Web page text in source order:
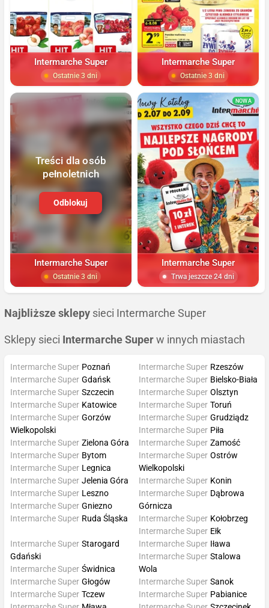
Intermarche Super
Ostatnie 3 dni
Intermarche Super
Ostatnie 3 dni
Treści dla osób
pełnoletnich
Odblokuj
Intermarche Super
Ostatnie 3 dni
NOWA
Intermarche Super
Trwa jeszcze 24 dni
Najbliższe sklepy sieci Intermarche Super
Sklepy sieci Intermarche Super w innych miastach
Intermarche Super Poznań
Intermarche Super Gdańsk
Intermarche Super Szczecin
Intermarche Super Katowice
Intermarche Super Rzeszów
Intermarche Super Bielsko-Biała
Intermarche Super Olsztyn
Intermarche Super Toruń
Intermarche Super Gorzów
Wielkopolski
Intermarche Super Zielona Góra
Intermarche Super Bytom
Intermarche Super Legnica
Intermarche Super Grudziądz
Intermarche Super Piła
Intermarche Super Zamość
Intermarche Super Ostrów
Wielkopolski
Intermarche Super Jelenia Góra
Intermarche Super Leszno
Intermarche Super Gniezno
Intermarche Super Ruda Śląska
Intermarche Super Konin
Intermarche Super Dąbrowa
Górnicza
Intermarche Super Kołobrzeg
Intermarche Super Ełk
Intermarche Super Starogard
Gdański
Intermarche Super Świdnica
Intermarche Super Głogów
Intermarche Super Tczew
Intermarche Super Iława
Intermarche Super Stalowa
Wola
Intermarche Super Sanok
Intermarche Super Pabianice